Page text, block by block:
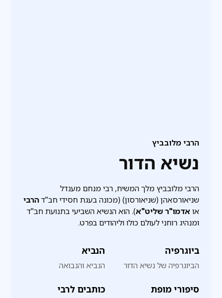
הרבי מלובביץ
נשיא הדור
הרבי מלובביץ מלך המשיח, רבי מנחם מענדל
שניאורסאהן (שניאורסון) (מכונה בעגת חסידי חב"דהרבי
אואדמו"ר שליט"א). הוא הנשיא השביעי בתנועת חב"ד
ומנהיג רוחני לעולם כולו וליהודים בפרט.
ביוגרפיה
הביוגרפיה של נשיא הדור
הנביא
הנביא והנבואה
סיפורי מופת כותבים לרבי